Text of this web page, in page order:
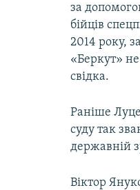
за
бійців
2014 року,
«Беркут»
свідка.
Раніше
суду так
державній
Віктор